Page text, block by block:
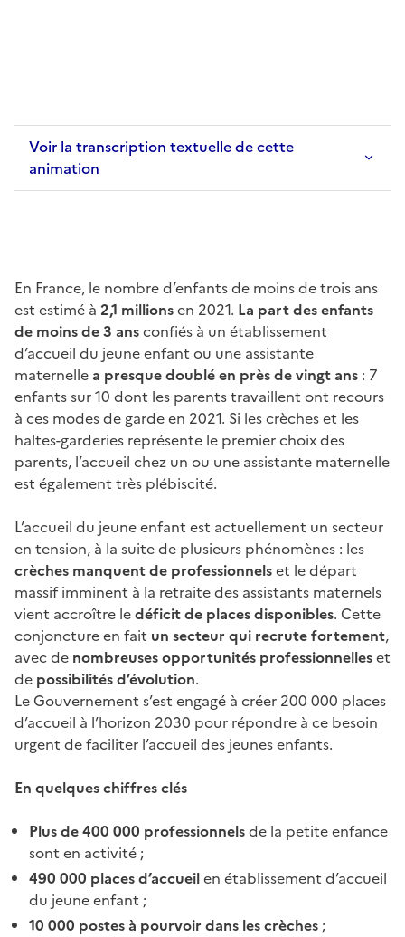
Voir la transcription textuelle de cette
animation
En France, le nombre d’enfants de moins de trois ans
est estimé à 2,1 millionsen 2021. La part des enfants
de moins de 3 ansconfiés à un établissement
d’accueil du jeune enfant ou une assistante
maternellea presque doublé en près de vingt ans : 7
enfants sur 10 dont les parents travaillent ont recours
à ces modes de garde en 2021. Si les crèches et les
haltes-garderies représente le premier choix des
parents, l’accueil chez un ou une assistante maternelle
est également très plébiscité.
L’accueil du jeune enfant est actuellement un secteur
en tension, à la suite de plusieurs phénomènes : les
crèches manquent de professionnelset le départ
massif imminent à la retraite des assistants maternels
vient accroître ledéficit de places disponibles. Cette
conjoncture en fait un secteur qui recrute fortement,
avec de nombreuses opportunités professionnelleset
de possibilités d’évolution.
Le Gouvernement s’est engagé à créer 200 000 places
d’accueil à l’horizon 2030 pour répondre à ce besoin
urgent de faciliter l’accueil des jeunes enfants.
En quelques chiffres clés
Plus de 400 000 professionnelsde la petite enfance
sont en activité ;
490 000 places d’accueilen établissement d’accueil
du jeune enfant ;
10 000 postes à pourvoir dans les crèches ;